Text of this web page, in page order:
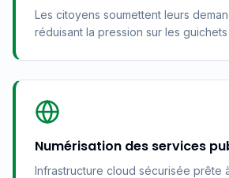
Les citoyens soumettent leurs
réduisant la pression sur les
Numérisation des services
Infrastructure cloud sécurisée prête